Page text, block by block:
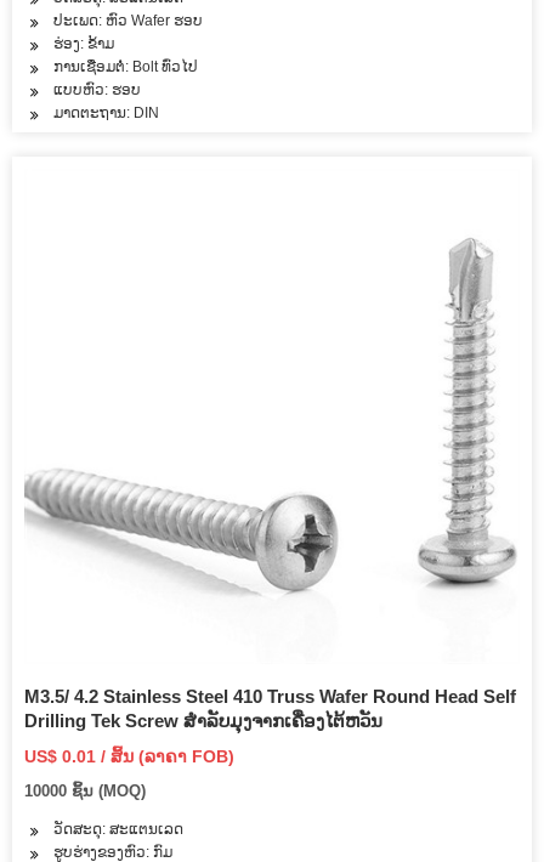
ປະເພດ: ຫົວ Wafer ຮອບ
ຮ່ອງ: ຂ້າມ
ການເຊື່ອມຕໍ່: Bolt ທົ່ວໄປ
ແບບຫົວ: ຮອບ
ມາດຕະຖານ: DIN
M3.5/ 4.2 Stainless Steel 410 Truss Wafer Round Head Self
Drilling Tek Screw ສໍາລັບມຸງຈາກເຄື່ອງໄຕ້ຫວັນ
US$ 0.01 / ສິ້ນ (ລາຄາ FOB)
10000 ຊິ້ນ (MOQ)
ວັດສະດຸ: ສະແຕນເລດ
ຮູບຮ່າງຂອງຫົວ: ກົມ